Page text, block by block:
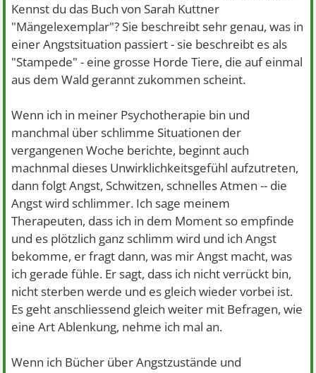
Kennst du das Buch von Sarah Kuttner
"Mängelexemplar"? Sie beschreibt sehr genau, was in
einer Angstsituation passiert - sie beschreibt es als
"Stampede" - eine grosse Horde Tiere, die auf einmal
aus dem Wald gerannt zukommen scheint.
Wenn ich in meiner Psychotherapie bin und
manchmal über schlimme Situationen der
vergangenen Woche berichte, beginnt auch
machnmal dieses Unwirklichkeitsgefühl aufzutreten,
dann folgt Angst, Schwitzen, schnelles Atmen -- die
Angst wird schlimmer. Ich sage meinem
Therapeuten, dass ich in dem Moment so empfinde
und es plötzlich ganz schlimm wird und ich Angst
bekomme, er fragt dann, was mir Angst macht, was
ich gerade fühle. Er sagt, dass ich nicht verrückt bin,
nicht sterben werde und es gleich wieder vorbei ist.
Es geht anschliessend gleich weiter mit Befragen, wie
eine Art Ablenkung, nehme ich mal an.
Wenn ich Bücher über Angstzustände und